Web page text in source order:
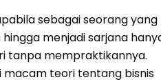
sebagai seorang yang
menjadi sarjana
tanpa mempraktikannya.
teori tentang bisnis